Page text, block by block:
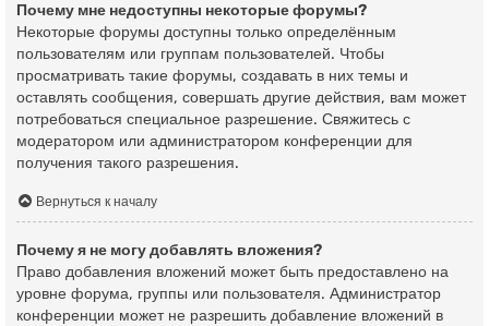
Почему мне недоступны некоторые форумы?
Некоторые форумы доступны только определённым
пользователям или группам пользователей. Чтобы
просматривать такие форумы, создавать в них темы и
оставлять сообщения, совершать другие действия, вам может
потребоваться специальное разрешение. Свяжитесь с
модератором или администратором конференции для
получения такого разрешения.
Вернуться к началу
Почему я не могу добавлять вложения?
Право добавления вложений может быть предоставлено на
уровне форума, группы или пользователя. Администратор
конференции может не разрешить добавление вложений в